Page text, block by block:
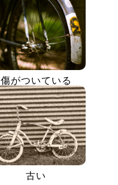
傷がついている
古い